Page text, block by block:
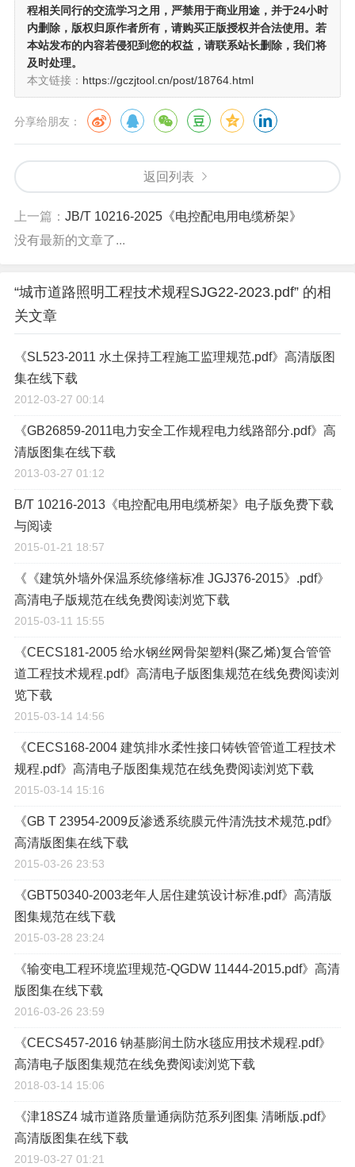
程相关同行的交流学习之用 ，严禁用于商业用途，并于24小时
内删除，版权归原作者所有，请购买正版授权并合法使用。若
本站发布的内容若侵犯到您的权益，请联系站长删除，我们将
及时处理。
本文链接： https://gczjtool.cn/post/18764.html
分享给朋友：
返回列表
上一篇： JB/T 10216-2025《电控配电用电缆桥架》
没有最新的文章了...
“城市道路照明工程技术规程SJG22-2023.pdf” 的相
关文章
《SL523-2011 水土保持工程施工监理规范.pdf》高清版图
集在线下载
2012-03-27 00:14
《GB26859-2011电力安全工作规程电力线路部分.pdf》高
清版图集在线下载
2013-03-27 01:12
B/T 10216-2013《电控配电用电缆桥架》电子版免费下载
与阅读
2015-01-21 18:57
《《建筑外墙外保温系统修缮标准 JGJ376-2015》.pdf》
高清电子版规范在线免费阅读浏览下载
2015-03-11 15:55
《CECS181-2005 给水钢丝网骨架塑料(聚乙烯)复合管管
道工程技术规程.pdf》高清电子版图集规范在线免费阅读浏
览下载
2015-03-14 14:56
《CECS168-2004 建筑排水柔性接口铸铁管管道工程技术
规程.pdf》高清电子版图集规范在线免费阅读浏览下载
2015-03-14 15:16
《GB T 23954-2009反渗透系统膜元件清洗技术规范.pdf》
高清版图集在线下载
2015-03-26 23:53
《GBT50340-2003老年人居住建筑设计标准.pdf》高清版
图集规范在线下载
2015-03-28 23:24
《输变电工程环境监理规范-QGDW 11444-2015.pdf》高清
版图集在线下载
2016-03-26 23:59
《CECS457-2016 钠基膨润土防水毯应用技术规程.pdf》
高清电子版图集规范在线免费阅读浏览下载
2018-03-14 15:06
《津18SZ4 城市道路质量通病防范系列图集 清晰版.pdf》
高清版图集在线下载
2019-03-27 01:21